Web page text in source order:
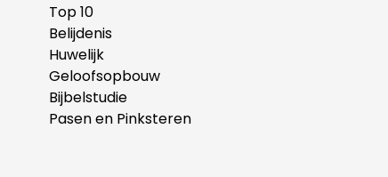
Top 10
Belijdenis
Huwelijk
Geloofsopbouw
Bijbelstudie
Pasen en Pinksteren